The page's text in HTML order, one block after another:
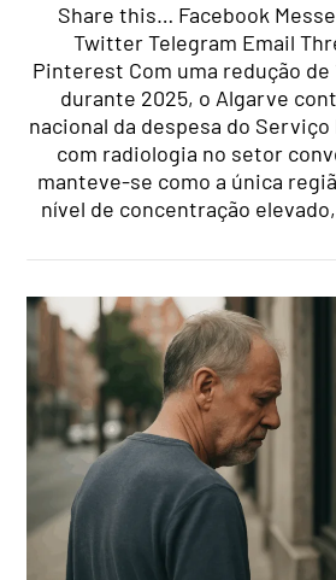
Share this… Facebook
Twitter Telegram Email
Pinterest Com uma redução de
durante 2025, o Algarve
nacional da despesa do Serviço
com radiologia no setor
manteve-se como a única
nível de concentração